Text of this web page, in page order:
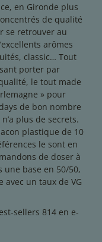
en Gironde plus
de qualité
se retrouver au
arômes
classic… Tout
porter par
le tout made
» pour
de bon nombre
plus de secrets.
plastique de 10
le sont en
de doser à
une base en 50/50,
un taux de VG
sellers 814 en e-